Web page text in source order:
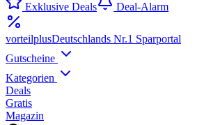
Exklusive Deals
Deal-Alarm
vorteilplusDeutschlands Nr.1 Sparportal
Gutscheine
Kategorien
Deals
Gratis
Magazin